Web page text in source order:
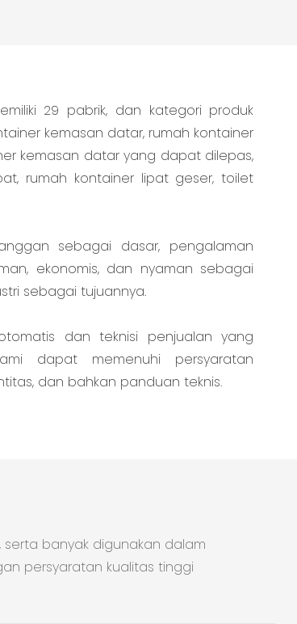
29 pabrik, dan kategori produk
kemasan datar, rumah kontainer
kemasan datar yang dapat dilepas,
rumah kontainer lipat geser, toilet
sebagai dasar, pengalaman
ekonomis, dan nyaman sebagai
sebagai tujuannya.
dan teknisi penjualan yang
dapat memenuhi persyaratan
dan bahkan panduan teknis.
serta banyak digunakan dalam
persyaratan kualitas tinggi